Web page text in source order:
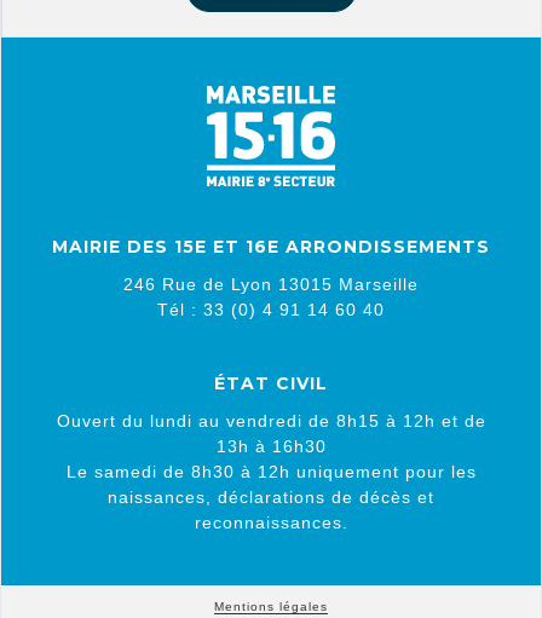
MAIRIE DES 15E ET 16E ARRONDISSEMENTS
246 Rue de Lyon 13015 Marseille
Tél : 33 (0) 4 91 14 60 40
ÉTAT CIVIL
Ouvert du lundi au vendredi de 8h15 à 12h et de
13h à 16h30
Le samedi de 8h30 à 12h uniquement pour les
naissances, déclarations de décès et
reconnaissances.
Mentions légales